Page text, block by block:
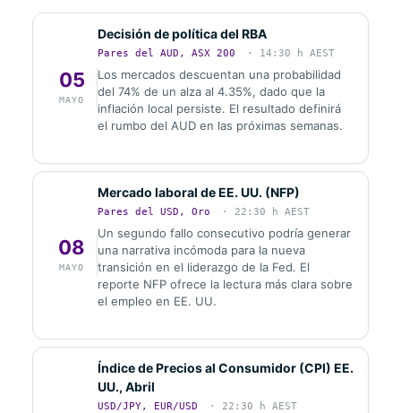
05
MAYO
Decisión de política del RBA
Pares del AUD, ASX 200 · 14:30 h AEST
Los mercados descuentan una probabilidad
del 74% de un alza al 4.35%, dado que la
inflación local persiste. El resultado definirá
el rumbo del AUD en las próximas semanas.
08
MAYO
Mercado laboral de EE. UU. (NFP)
Pares del USD, Oro · 22:30 h AEST
Un segundo fallo consecutivo podría generar
una narrativa incómoda para la nueva
transición en el liderazgo de la Fed. El
reporte NFP ofrece la lectura más clara sobre
el empleo en EE. UU.
Índice de Precios al Consumidor (CPI) EE.
UU., Abril
USD/JPY, EUR/USD · 22:30 h AEST